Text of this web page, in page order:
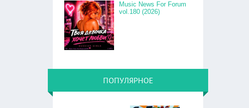
Music News For Forum
vol.180 (2026)
ПОПУЛЯРНОЕ